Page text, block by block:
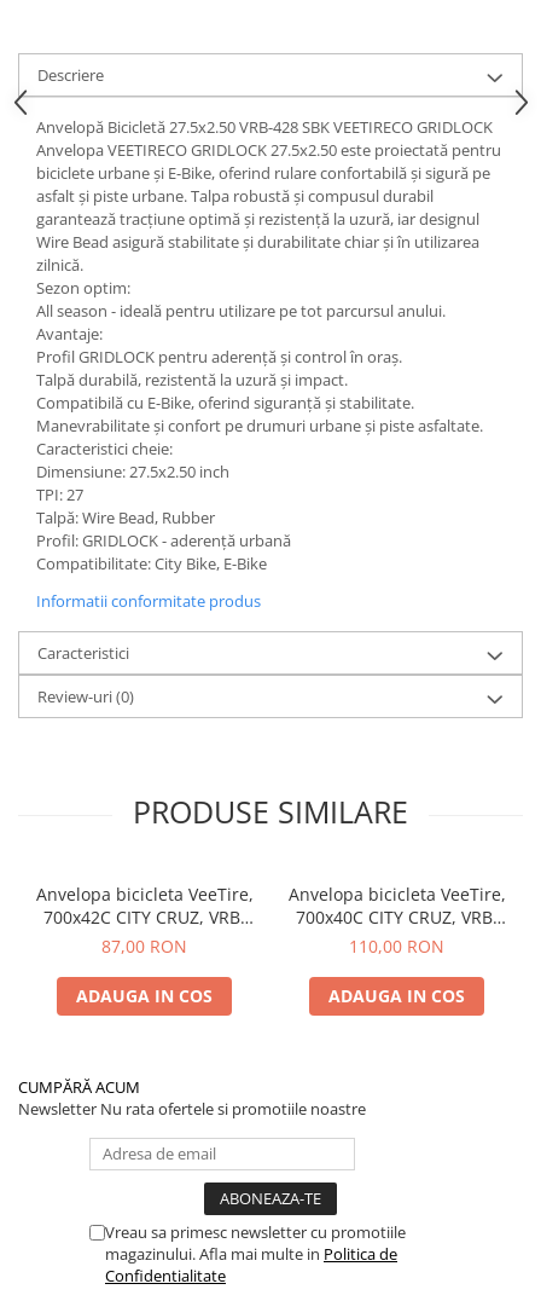
Anvelope moto
Camere moto
Anvelope ATV
Cauciucuri bicicleta
Anvelope și Camere Utilaje
https://www.doctortrotineta.ro/plata-
tbi?
forceOriginalForEdit=1&preview=00681
Descriere
Anvelopă Bicicletă 27.5x2.50 VRB-428 SBK VEETIRECO GRIDLOCK
Anvelopa VEETIRECO GRIDLOCK 27.5x2.50 este proiectată pentru
biciclete urbane și E-Bike, oferind rulare confortabilă și sigură pe
asfalt și piste urbane. Talpa robustă și compusul durabil
garantează tracțiune optimă și rezistență la uzură, iar designul
Wire Bead asigură stabilitate și durabilitate chiar și în utilizarea
zilnică.
Sezon optim:
All season - ideală pentru utilizare pe tot parcursul anului.
Avantaje:
Profil GRIDLOCK pentru aderență și control în oraș.
Talpă durabilă, rezistentă la uzură și impact.
Compatibilă cu E-Bike, oferind siguranță și stabilitate.
Manevrabilitate și confort pe drumuri urbane și piste asfaltate.
Caracteristici cheie:
Dimensiune: 27.5x2.50 inch
TPI: 27
Talpă: Wire Bead, Rubber
Profil: GRIDLOCK - aderență urbană
Compatibilitate: City Bike, E-Bike
Informatii conformitate produs
Caracteristici
Review-uri(0)
PRODUSE SIMILARE
Anvelopa bicicleta VeeTire,
700x42C CITY CRUZ, VRB-
349 COPER WALL 27TPI,
- Made in Thailanda
87,00 RON
ADAUGA IN COS
Anvelopa bicicleta VeeTire,
700x40C CITY CRUZ, VRB-
349 COPER WALL 24TPI,
- Made in Thailanda
110,00 RON
ADAUGA IN COS
CUMPĂRĂ ACUM
Newsletter Nu rata ofertele si promotiile noastre
Vreau sa primesc newsletter cu promotiile
magazinului. Afla mai multe in Politica de
Confidentialitate